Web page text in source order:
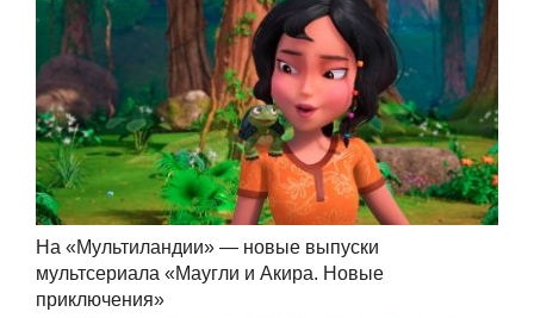
На «Мультиландии» — новые выпуски
мультсериала «Маугли и Акира. Новые
приключения»